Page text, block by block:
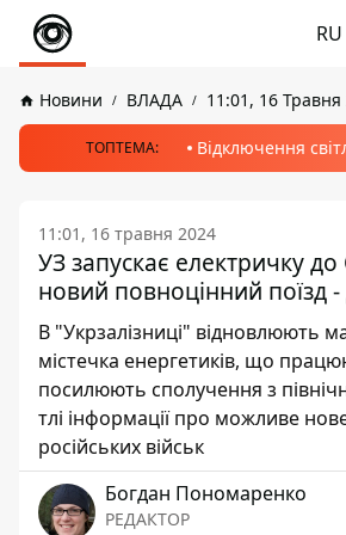
RU
Новини ВЛАДА 11:01, 16 Травня
ТОПТЕМА: Відключення
11:01, 16 травня 2024
УЗ запускає електричку
новий повноцінний поїзд
В "Укрзалізниці" відновлюють
містечка енергетиків, що
посилюють сполучення з
тлі інформації про можливе
російських військ
Богдан Пономаренко
РЕДАКТОР